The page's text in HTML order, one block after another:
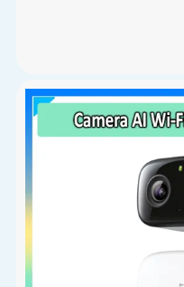
loa trong phạm vi 3m